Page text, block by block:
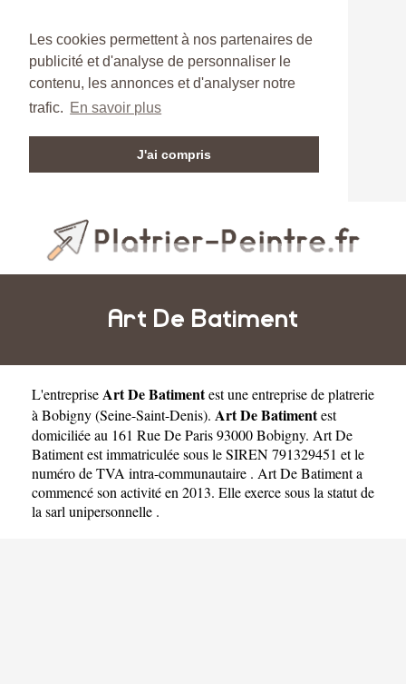
Les cookies permettent à nos partenaires de
publicité et d'analyse de personnaliser le
contenu, les annonces et d'analyser notre
trafic. En savoir plus
J'ai compris
Art De Batiment
L'entrepriseArt De Batimentest uneentreprise de platrerie
à Bobigny(Seine-Saint-Denis). Art De Batimentest
domiciliée au 161 Rue De Paris 93000 Bobigny. Art De
Batiment est immatriculée sous le SIREN 791329451 et le
numéro de TVA intra-communautaire . Art De Batiment a
commencé son activité en 2013. Elle exerce sous la statut de
la sarl unipersonnelle .